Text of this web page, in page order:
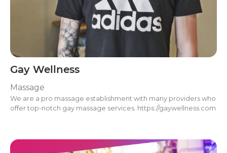
Gay Wellness
Massage
We are a pro massage establishment with many providers who
offer top-notch gay massage services. https://gaywellness.com